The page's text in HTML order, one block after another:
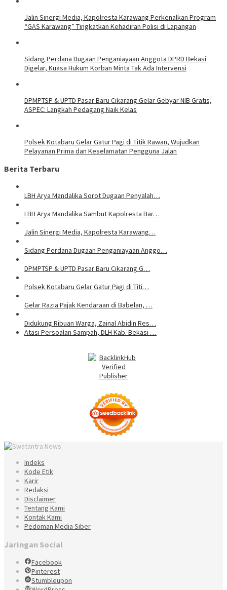
Jalin Sinergi Media, Kapolresta Karawang Perkenalkan Program
“GAS Karawang” Tingkatkan Kehadiran Polisi di Lapangan
Sidang Perdana Dugaan Penganiayaan Anggota DPRD Bekasi
Digelar, Kuasa Hukum Korban Minta Tak Ada Intervensi
DPMPTSP & UPTD Pasar Baru Cikarang Gelar Gebyar NIB Gratis,
ASPEC: Langkah Pedagang Naik Kelas
Polsek Kotabaru Gelar Gatur Pagi di Titik Rawan, Wujudkan
Pelayanan Prima dan Keselamatan Pengguna Jalan
Berita Terbaru
LBH Arya Mandalika Sorot Dugaan Penyalah…
LBH Arya Mandalika Sambut Kapolresta Bar…
Jalin Sinergi Media, Kapolresta Karawang…
Sidang Perdana Dugaan Penganiayaan Anggo…
DPMPTSP & UPTD Pasar Baru Cikarang G…
Polsek Kotabaru Gelar Gatur Pagi di Titi…
Gelar Razia Pajak Kendaraan di Babelan, …
Didukung Ribuan Warga, Zainal Abidin Res…
Atasi Persoalan Sampah, DLH Kab. Bekasi …
Indeks
Kode Etik
Karir
Redaksi
Disclaimer
Tentang Kami
Kontak Kami
Pedoman Media Siber
Jaringan Social
Facebook
Pinterest
Stumbleupon